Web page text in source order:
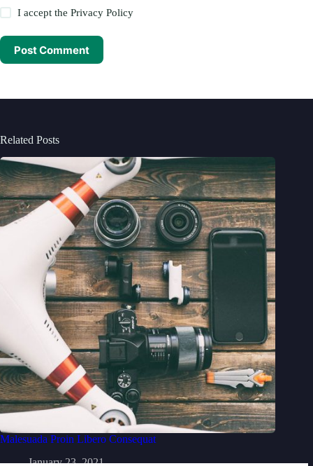
I accept thePrivacy Policy
Post Comment
Related Posts
Malesuada Proin Libero Consequat
January 23, 2021